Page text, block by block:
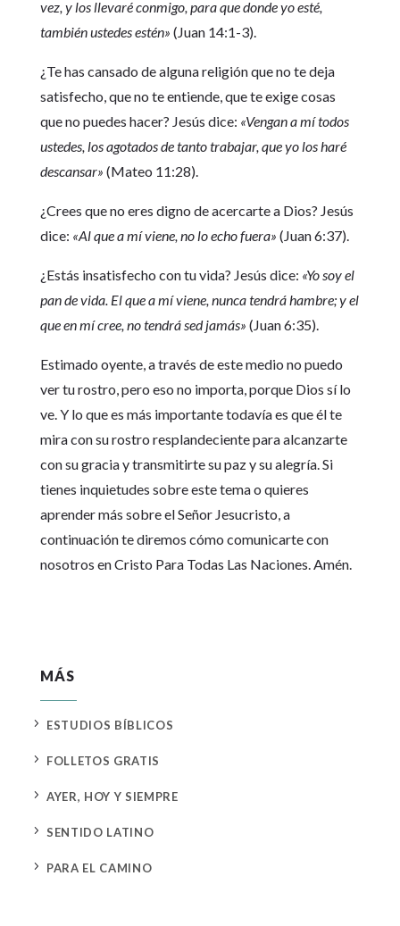
vez, y los llevaré conmigo, para que donde yo esté,
también ustedes estén» (Juan 14:1-3).
¿Te has cansado de alguna religión que no te deja
satisfecho, que no te entiende, que te exige cosas
que no puedes hacer? Jesús dice: «Vengan a mí todos
ustedes, los agotados de tanto trabajar, que yo los haré
descansar» (Mateo 11:28).
¿Crees que no eres digno de acercarte a Dios? Jesús
dice: «Al que a mí viene, no lo echo fuera» (Juan 6:37).
¿Estás insatisfecho con tu vida? Jesús dice: «Yo soy el
pan de vida. El que a mí viene, nunca tendrá hambre; y el
que en mí cree, no tendrá sed jamás» (Juan 6:35).
Estimado oyente, a través de este medio no puedo
ver tu rostro, pero eso no importa, porque Dios sí lo
ve. Y lo que es más importante todavía es que él te
mira con su rostro resplandeciente para alcanzarte
con su gracia y transmitirte su paz y su alegría. Si
tienes inquietudes sobre este tema o quieres
aprender más sobre el Señor Jesucristo, a
continuación te diremos cómo comunicarte con
nosotros en Cristo Para Todas Las Naciones. Amén.
MÁS
5 ESTUDIOS BÍBLICOS
5 FOLLETOS GRATIS
5 AYER, HOY Y SIEMPRE
5 SENTIDO LATINO
5 PARA EL CAMINO